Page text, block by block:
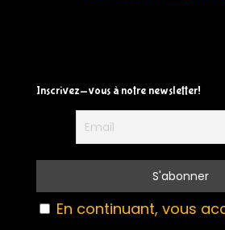
Inscrivez-vous à notre newsletter!
En continuant, vous